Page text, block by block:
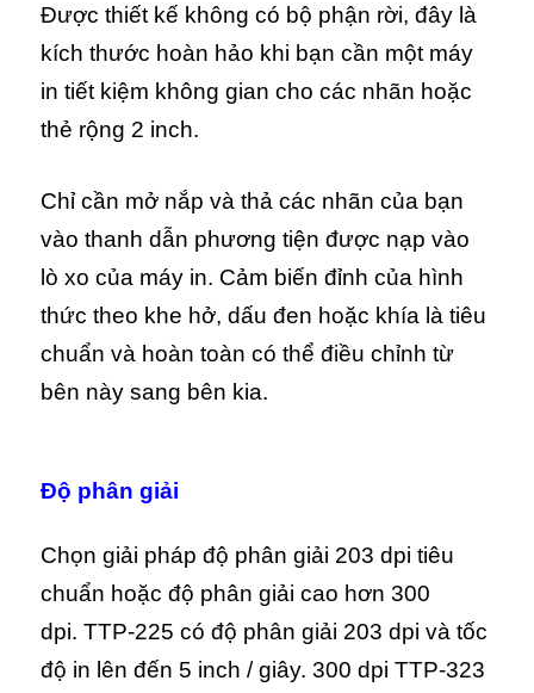
Được thiết kế không có bộ phận rời, đây là
kích thước hoàn hảo khi bạn cần một máy
in tiết kiệm không gian cho các nhãn hoặc
thẻ rộng 2 inch.
Chỉ cần mở nắp và thả các nhãn của bạn
vào thanh dẫn phương tiện được nạp vào
lò xo của máy in. Cảm biến đỉnh của hình
thức theo khe hở, dấu đen hoặc khía là tiêu
chuẩn và hoàn toàn có thể điều chỉnh từ
bên này sang bên kia.
Độ phân giải
Chọn giải pháp độ phân giải 203 dpi tiêu
chuẩn hoặc độ phân giải cao hơn 300
dpi. TTP-225 có độ phân giải 203 dpi và tốc
độ in lên đến 5 inch / giây. 300 dpi TTP-323